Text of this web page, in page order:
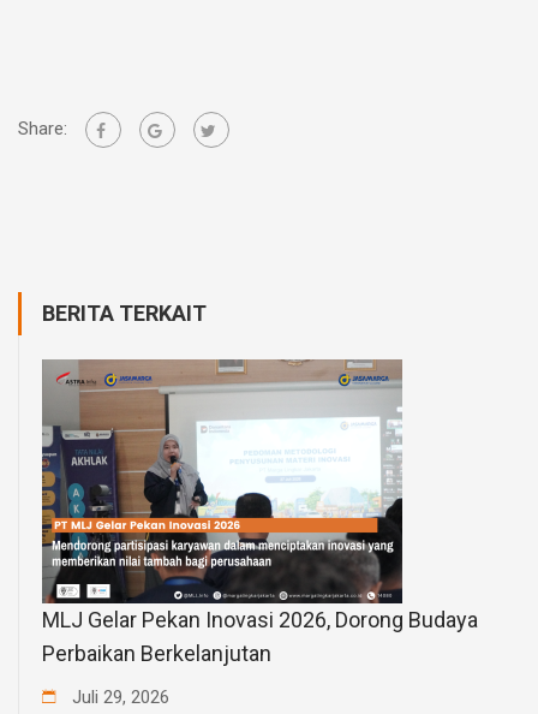
Share:
BERITA TERKAIT
MLJ Gelar Pekan Inovasi 2026, Dorong Budaya
Perbaikan Berkelanjutan
Juli 29, 2026